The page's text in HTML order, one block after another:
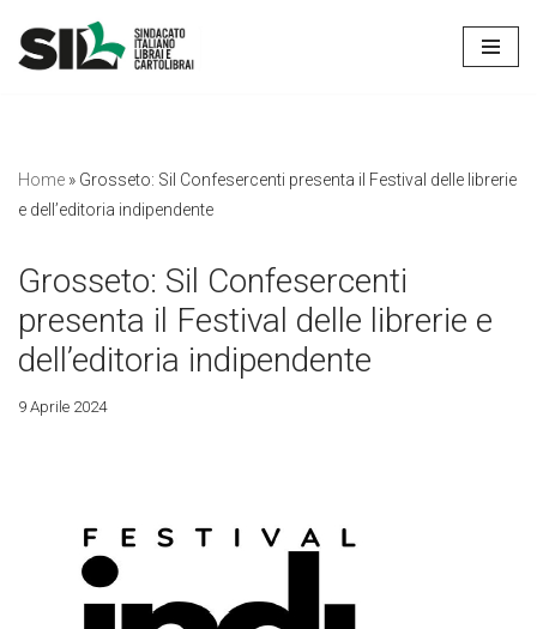
Vai
Home » Grosseto: Sil Confesercenti presenta il Festival delle librerie
e dell’editoria indipendente
Grosseto: Sil Confesercenti
presenta il Festival delle librerie e
dell’editoria indipendente
9 Aprile 2024